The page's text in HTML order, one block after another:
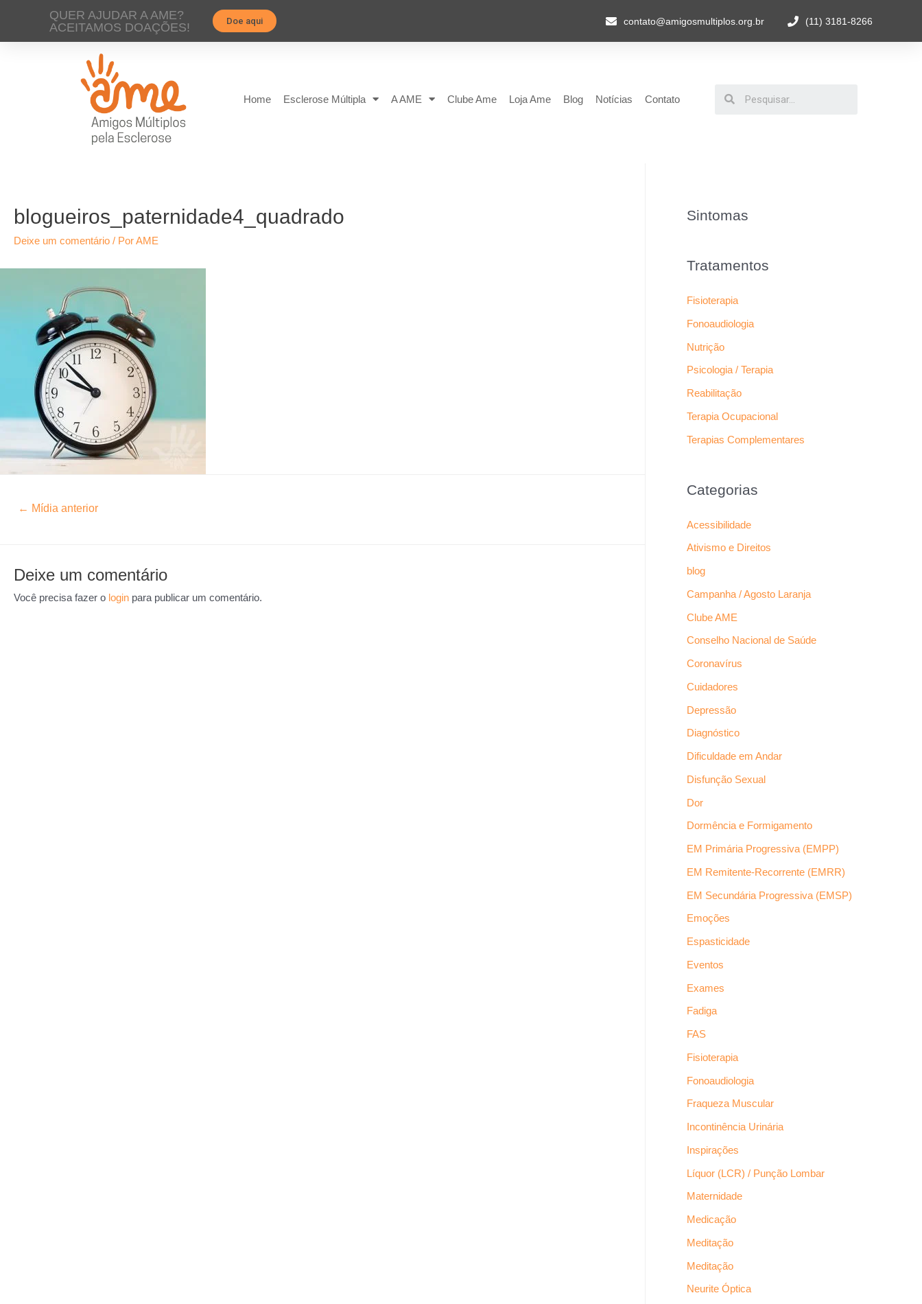
QUER AJUDAR A AME?
ACEITAMOS DOAÇÕES!
Doe aqui contato@amigosmultiplos.org.br (11) 3181-8266
Home Esclerose Múltipla A AME Clube Ame Loja Ame Blog Notícias Contato
blogueiros_paternidade4_quadrado
Deixe um comentário / PorAME
← Mídia anterior
Deixe um comentário
Você precisa fazer o login para publicar um comentário.
Sintomas
Tratamentos
Fisioterapia
Fonoaudiologia
Nutrição
Psicologia / Terapia
Reabilitação
Terapia Ocupacional
Terapias Complementares
Categorias
Acessibilidade
Ativismo e Direitos
blog
Campanha / Agosto Laranja
Clube AME
Conselho Nacional de Saúde
Coronavírus
Cuidadores
Depressão
Diagnóstico
Dificuldade em Andar
Disfunção Sexual
Dor
Dormência e Formigamento
EM Primária Progressiva (EMPP)
EM Remitente-Recorrente (EMRR)
EM Secundária Progressiva (EMSP)
Emoções
Espasticidade
Eventos
Exames
Fadiga
FAS
Fisioterapia
Fonoaudiologia
Fraqueza Muscular
Incontinência Urinária
Inspirações
Líquor (LCR) / Punção Lombar
Maternidade
Medicação
Meditação
Meditação
Neurite Óptica